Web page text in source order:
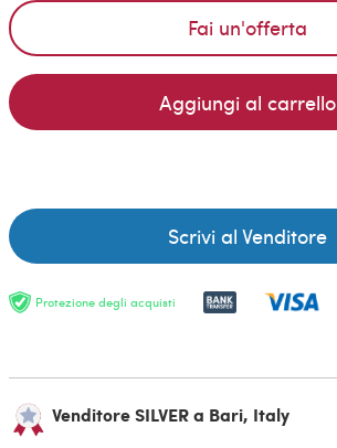
Fai un'offerta
Aggiungi al carrello
Scrivi al Venditore
Protezione degli acquisti
Venditore SILVER a Bari, Italy